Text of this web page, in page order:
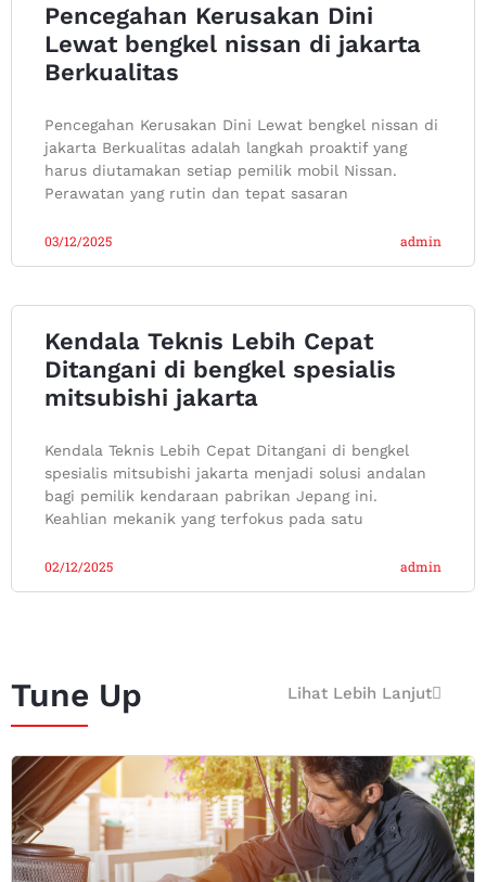
Pencegahan Kerusakan Dini
Lewat bengkel nissan di jakarta
Berkualitas
Pencegahan Kerusakan Dini Lewat bengkel nissan di
jakarta Berkualitas adalah langkah proaktif yang
harus diutamakan setiap pemilik mobil Nissan.
Perawatan yang rutin dan tepat sasaran
admin
03/12/2025
Kendala Teknis Lebih Cepat
Ditangani di bengkel spesialis
mitsubishi jakarta
Kendala Teknis Lebih Cepat Ditangani di bengkel
spesialis mitsubishi jakarta menjadi solusi andalan
bagi pemilik kendaraan pabrikan Jepang ini.
Keahlian mekanik yang terfokus pada satu
admin
02/12/2025
Tune Up Lihat Lebih Lanjut